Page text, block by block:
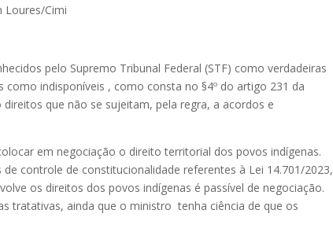
Loures/Cimi
pelo Supremo Tribunal Federal (STF) como verdadeiras
indisponíveis , como consta no §4º do artigo 231 da
que não se sujeitam, pela regra, a acordos e
em negociação o direito territorial dos povos indígenas.
controle de constitucionalidade referentes à Lei 14.701/2023,
os direitos dos povos indígenas é passível de negociação.
tratativas, ainda que o ministro tenha ciência de que os